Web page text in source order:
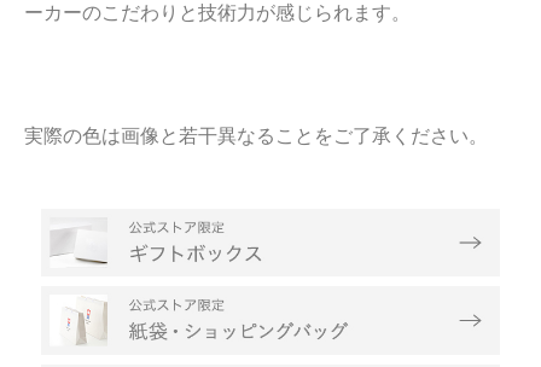
ーカーのこだわりと技術力が感じられます。
実際の色は画像と若干異なることをご了承ください。